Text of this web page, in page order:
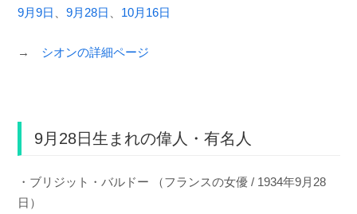
9月9日 9月28日 10月16日
→ シオンの詳細ページ
9月28日生まれの偉人・有名人
・ブリジット・バルドー （フランスの女優 / 1934年9月28
日）